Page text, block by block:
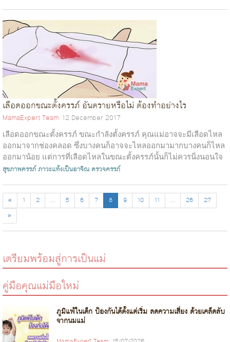
เลือดออกขณะตั้งครรภ์ อันตรายหรือไม่ ต้องทำอย่างไร
MamaExpert Team 12 December 2017
เลือดออกขณะตั้งครรภ์ ขณะกำลังตั้งครรภ์ คุณแม่อาจจะมีเลือดไหล
ออกมาจากช่องคลอด ซึ่งบางคนก็อาจจะไหลออกมามากบางคนก็ไหล
ออกมาน้อย แต่การที่เลือดไหลในขณะตั้งครรภ์นั้นก็ไม่ควรนิ่งนอนใจ
นะคะ เพราะบางครั้งก็อาจ...
สุขภาพครรภ์ภาวะแท้งเป็นอาจิณ ตรวจครรภ์
« 1 2 ... 5 6 7 8 9 10 11 ... 26
27
»
เตรียมพร้อมสู่การเป็นแม่
คู่มือคุณแม่มือใหม่
ภูมิแพ้ในเด็ก ป้องกันได้ตั้งแต่เริ่ม ลดความเสี่ยง ด้วยเคล็ดลับ
จากนมแม่